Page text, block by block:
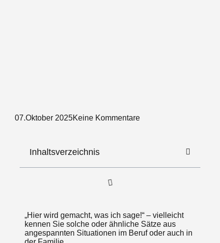
07.Oktober 2025Keine Kommentare
Inhaltsverzeichnis
„Hier wird gemacht, was ich sage!“ – vielleicht
kennen Sie solche oder ähnliche Sätze aus
angespannten Situationen im Beruf oder auch in